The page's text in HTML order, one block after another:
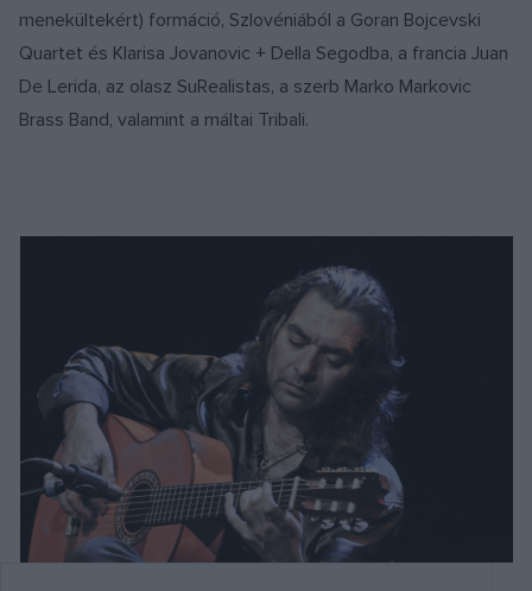
menekültekért) formáció, Szlovéniából a Goran Bojcevski
Quartet és Klarisa Jovanovic + Della Segodba, a francia Juan
De Lerida, az olasz SuRealistas, a szerb Marko Markovic
Brass Band, valamint a máltai Tribali.